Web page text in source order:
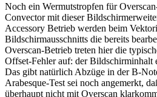
Noch ein Wermutstropfen für
Convector mit dieser
Accessory Betrieb werden beim
Bildschirmausschnitts die bereits
Overscan-Betrieb treten hier die
Offset-Fehler auf: der Bildschirminhalt
Das gibt natürlich Abzüge in der B-
Arabesque-Test sei noch angemerkt,
überhaupt nicht mit Overscan